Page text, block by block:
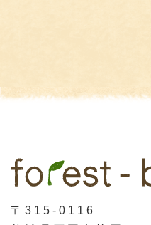
〒315-0116